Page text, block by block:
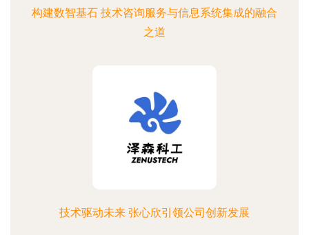
构建数智基石 技术咨询服务与信息系统集成的融合
之道
技术驱动未来 张心欣引领公司创新发展